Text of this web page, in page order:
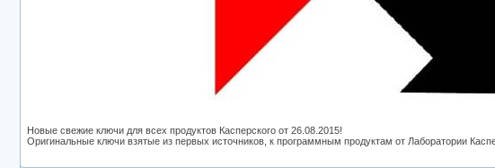
Новые свежие ключи для всех продуктов Касперского от 26.08.2015!
Оригинальные ключи взятые из первых источников, к программным продуктам от Лаборатории